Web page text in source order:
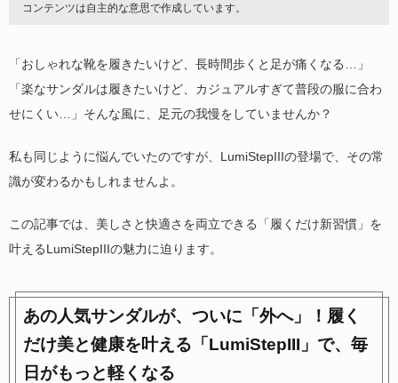
コンテンツは自主的な意思で作成しています。
「おしゃれな靴を履きたいけど、長時間歩くと足が痛くなる…」
「楽なサンダルは履きたいけど、カジュアルすぎて普段の服に合わ
せにくい…」そんな風に、足元の我慢をしていませんか？
私も同じように悩んでいたのですが、LumiStepIIIの登場で、その常
識が変わるかもしれませんよ。
この記事では、美しさと快適さを両立できる「履くだけ新習慣」を
叶えるLumiStepIIIの魅力に迫ります。
あの人気サンダルが、ついに「外へ」！履く
だけ美と健康を叶える「LumiStepIII」で、毎
日がもっと軽くなる